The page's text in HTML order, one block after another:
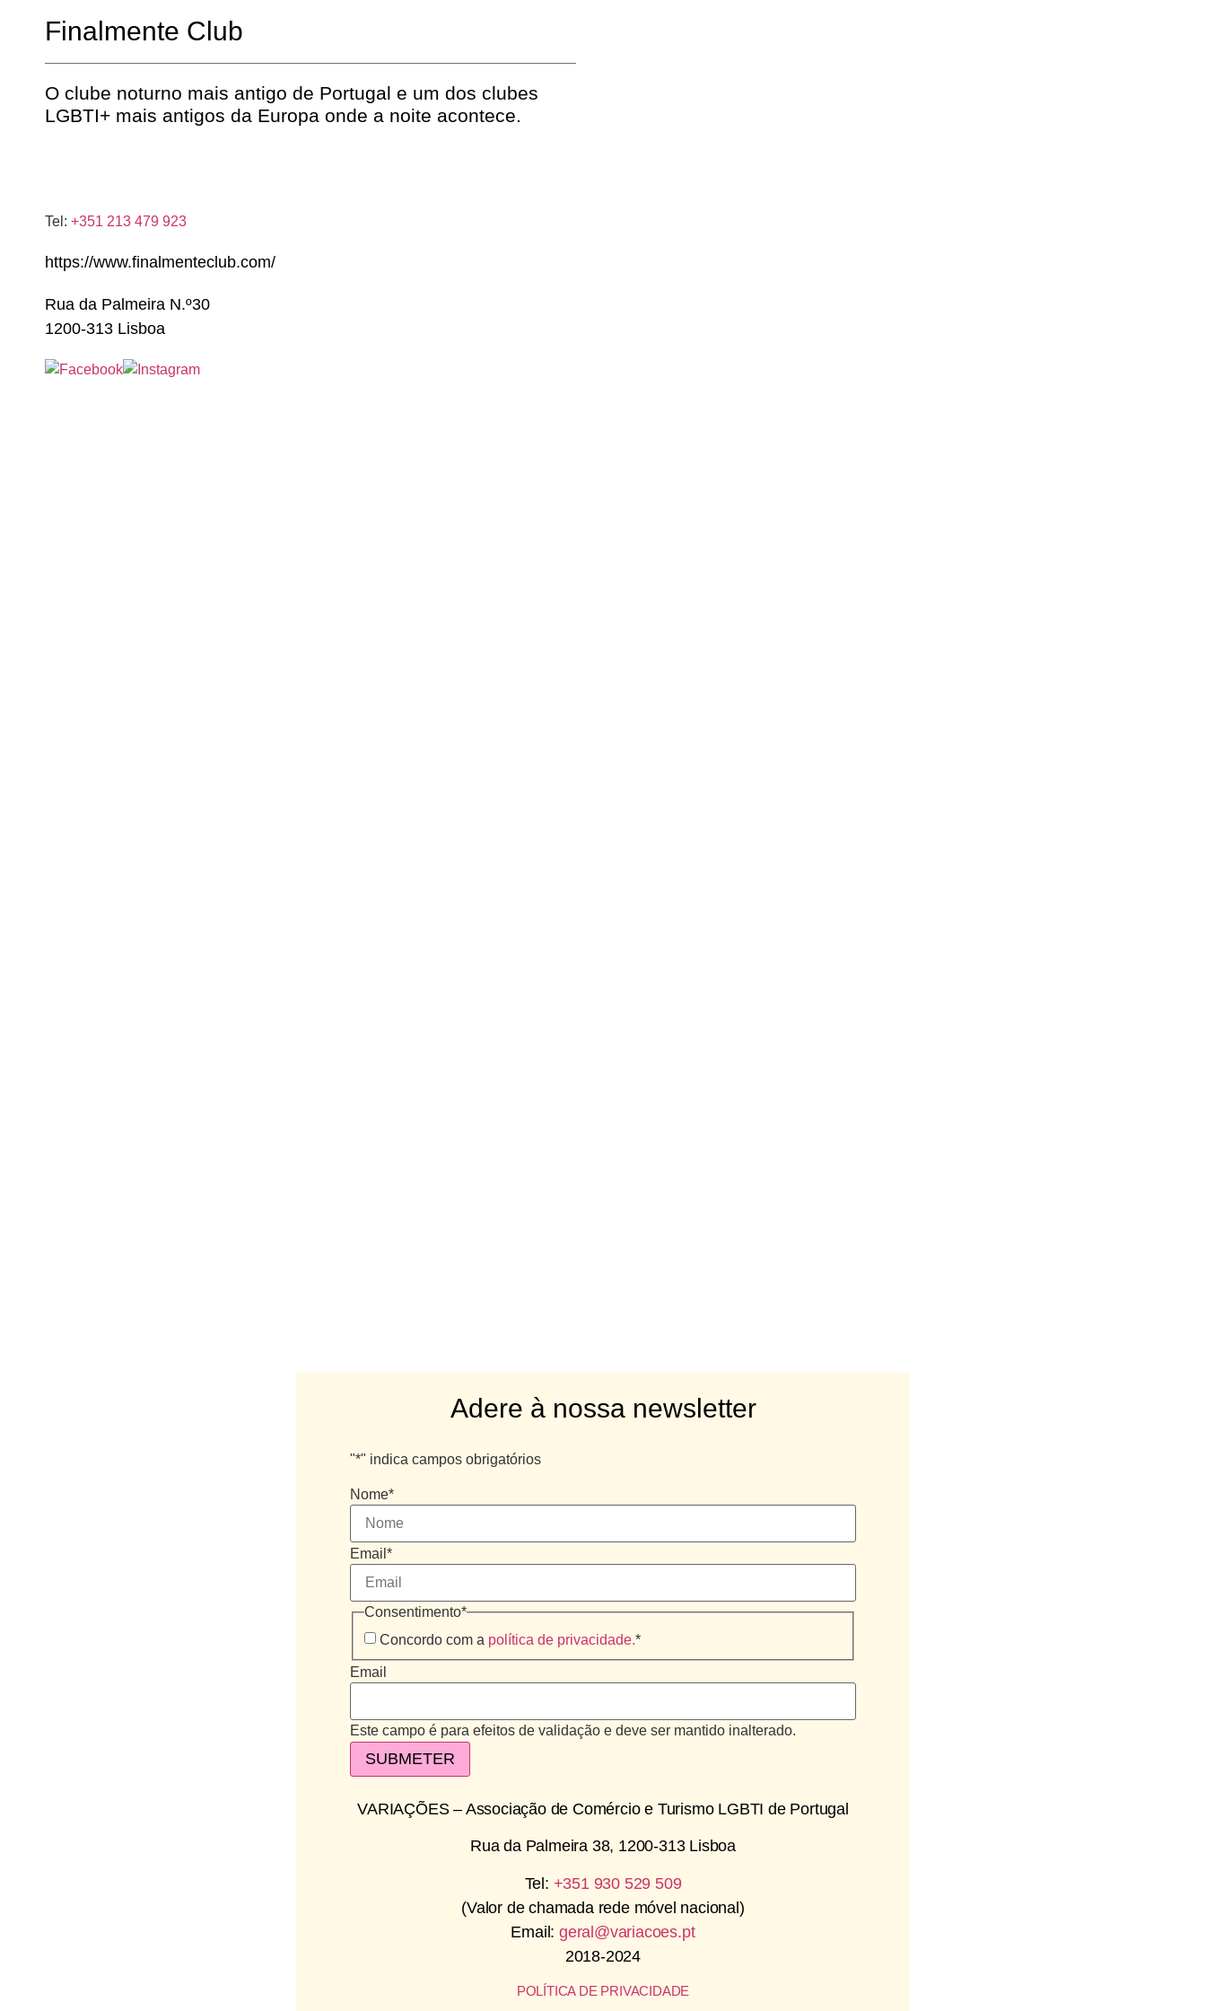
Finalmente Club
O clube noturno mais antigo de Portugal e um dos clubes
LGBTI+ mais antigos da Europa onde a noite acontece.
Tel: +351 213 479 923
https://www.finalmenteclub.com/
Rua da Palmeira N.º30
1200-313 Lisboa
Adere à nossa newsletter
"*" indica campos obrigatórios
Nome*
Email *
Consentimento*
Concordo com a política de privacidade.*
Email
Este campo é para efeitos de validação e deve ser mantido inalterado.
VARIAÇÕES – Associação de Comércio e Turismo LGBTI de Portugal
Rua da Palmeira 38, 1200-313 Lisboa
Tel: +351 930 529 509
(Valor de chamada rede móvel nacional)
Email:geral@variacoes.pt
2018-2024
POLÍTICA DE PRIVACIDADE